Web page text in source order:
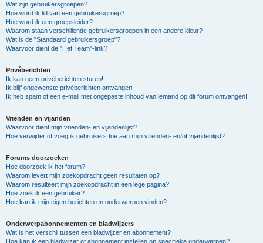
Wat zijn gebruikersgroepen?
Hoe word ik lid van een gebruikersgroep?
Hoe word ik een groepsleider?
Waarom staan verschillende gebruikersgroepen in een andere kleur?
Wat is de "Standaard gebruikersgroep"?
Waarvoor dient de "Het Team"-link?
Privéberichten
Ik kan geen privéberichten sturen!
Ik blijf ongewenste privéberichten ontvangen!
Ik heb spam of een e-mail met ongepaste inhoud van iemand op dit forum ontvangen!
Vrienden en vijanden
Waarvoor dient mijn vrienden- en vijandenlijst?
Hoe verwijder of voeg ik gebruikers toe aan mijn vrienden- en/of vijandenlijst?
Forums doorzoeken
Hoe doorzoek ik het forum?
Waarom levert mijn zoekopdracht geen resultaten op?
Waarom resulteert mijn zoekopdracht in een lege pagina?
Hoe zoek ik een gebruiker?
Hoe kan ik mijn eigen berichten en onderwerpen vinden?
Onderwerpabonnementen en bladwijzers
Wat is het verschil tussen een bladwijzer en abonnement?
Hoe kan ik een bladwijzer of abonnement instellen op specifieke onderwerpen?